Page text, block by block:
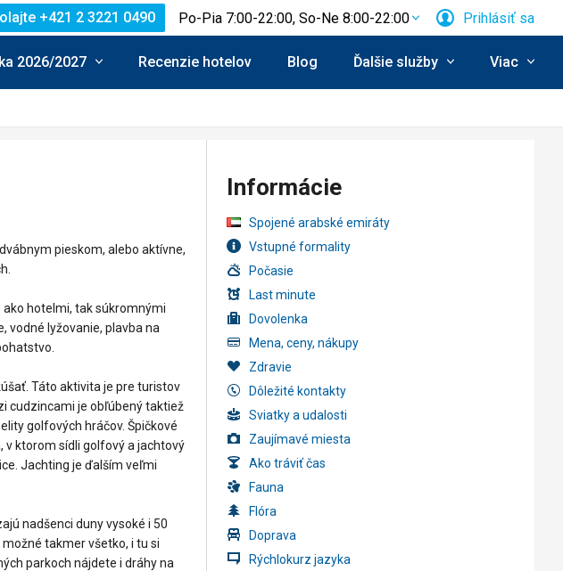
+421 2 3221 0490 Po-Pia 7:00-22:00, So-Ne 8:00-22:00 Prihlásiť sa
2026/2027 Recenzie hotelov Blog Ďalšie služby Viac
pieskom, alebo aktívne,
hotelmi, tak súkromnými
vodné lyžovanie, plavba na
Táto aktivita je pre turistov
cudzincami je obľúbený taktiež
golfových hráčov. Špičkové
v ktorom sídli golfový a jachtový
Jachting je ďalším veľmi
nadšenci duny vysoké i 50
takmer všetko, i tu si
parkoch nájdete i dráhy na
Informácie
Spojené arabské emiráty
Vstupné formality
Počasie
Last minute
Dovolenka
Mena, ceny, nákupy
Zdravie
Dôležité kontakty
Sviatky a udalosti
Zaujímavé miesta
Ako tráviť čas
Fauna
Flóra
Doprava
Rýchlokurz jazyka